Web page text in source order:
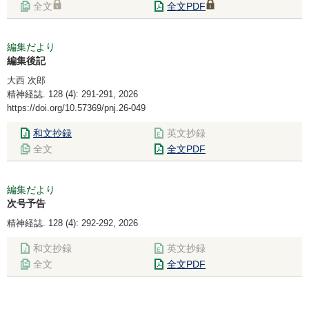
全文
全文PDF
編集だより
編集後記
大西 次郎
精神経誌. 128 (4): 291-291, 2026
https://doi.org/10.57369/pnj.26-049
和文抄録
英文抄録
全文
全文PDF
編集だより
次号予告
精神経誌. 128 (4): 292-292, 2026
和文抄録
英文抄録
全文
全文PDF